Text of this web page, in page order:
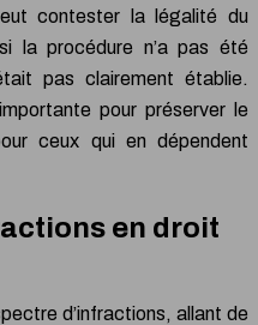
contester la légalité du
la procédure n’a pas été
pas clairement établie.
pour préserver le
ceux qui en dépendent
en droit
d’infractions, allant de